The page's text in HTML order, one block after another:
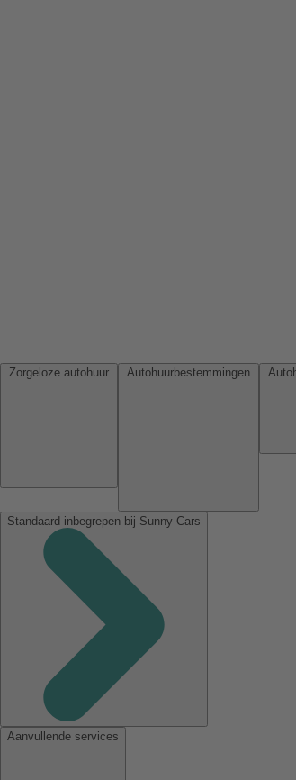
Standaard inbegrepen bij Sunny Cars
Aanvullende services